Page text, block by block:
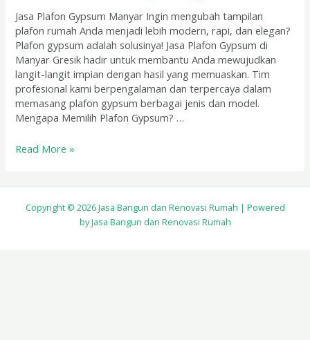
Jasa Plafon Gypsum Manyar Ingin mengubah tampilan
plafon rumah Anda menjadi lebih modern, rapi, dan elegan?
Plafon gypsum adalah solusinya! Jasa Plafon Gypsum di
Manyar Gresik hadir untuk membantu Anda mewujudkan
langit-langit impian dengan hasil yang memuaskan. Tim
profesional kami berpengalaman dan terpercaya dalam
memasang plafon gypsum berbagai jenis dan model.
Mengapa Memilih Plafon Gypsum? …
Read More »
Copyright © 2026 Jasa Bangun dan Renovasi Rumah | Powered
by Jasa Bangun dan Renovasi Rumah